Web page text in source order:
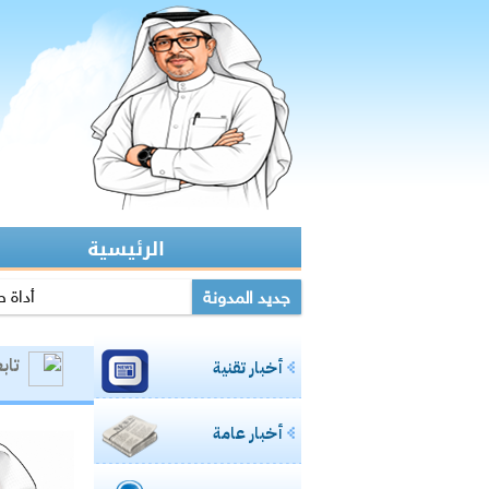
الرئيسية
جديد المدونة
أداة
مشاركتي بصحيفة
مشاركتي بصحيفة
مشاركتي الثانية
مشاركتي بعكاظ :ضوابط
أخبار تقنية
أخبار عامة